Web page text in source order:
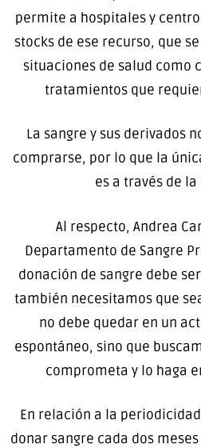
permite a hospitales y
stocks de ese recurso, que
situaciones de salud como
tratamientos que
La sangre y sus derivados
comprarse, por lo que la
es a través de
Al respecto, Andrea
Departamento de Sangre
donación de sangre debe
también necesitamos que
no debe quedar en un
espontáneo, sino que
comprometa y lo haga
En relación a la
donar sangre cada dos